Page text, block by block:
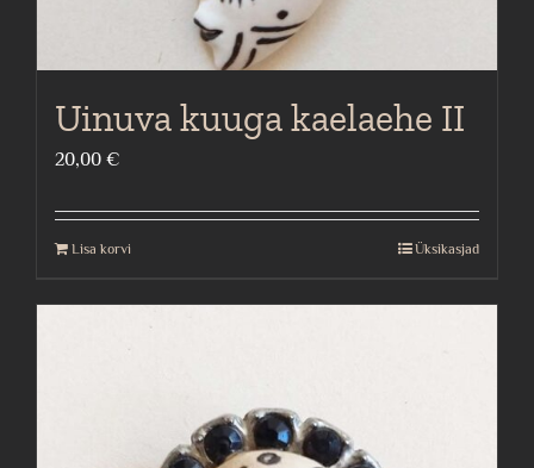
Uinuva kuuga kaelaehe II
20,00 €
Lisa korvi Üksikasjad